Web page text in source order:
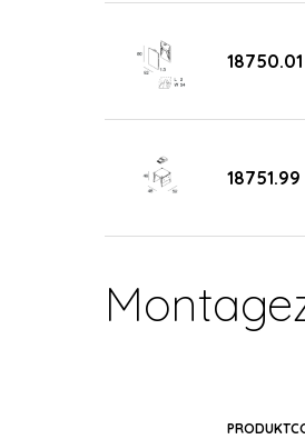
18750.01
18751.99